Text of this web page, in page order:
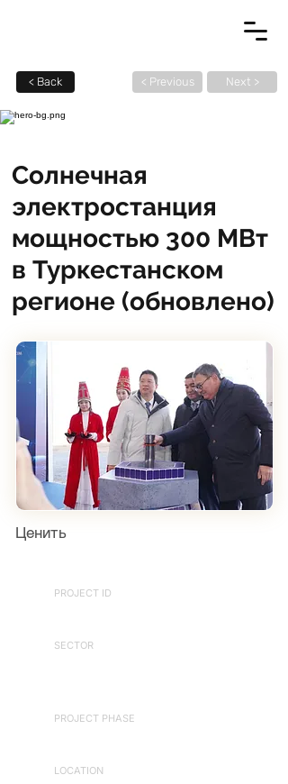
< Back < Previous Next >
Солнечная
электростанция
мощностью 300 МВт
в Туркестанском
регионе (обновлено)
Ценить
PROJECT ID
SECTOR
PROJECT PHASE
LOCATION